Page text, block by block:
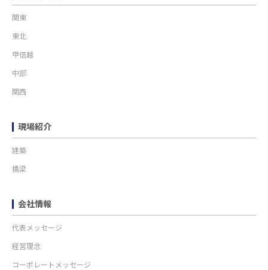
関東
東北
甲信越
中部
関西
現場紹介
建築
橋梁
会社情報
代表メッセージ
経営理念
コーポレートメッセージ